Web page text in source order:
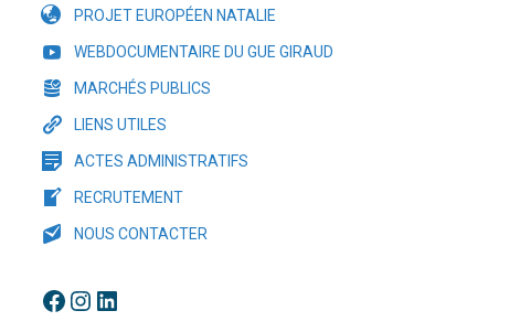
PROJET EUROPÉEN NATALIE
WEBDOCUMENTAIRE DU GUE GIRAUD
MARCHÉS PUBLICS
LIENS UTILES
ACTES ADMINISTRATIFS
RECRUTEMENT
NOUS CONTACTER
Facebook Instagram LinkedIn